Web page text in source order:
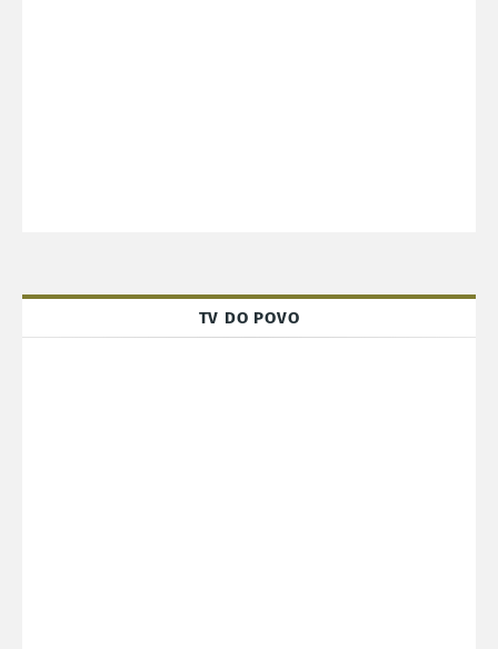
TV DO POVO